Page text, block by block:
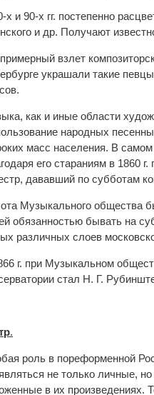
х и 90-х гг. постепенно
и др. Получают
взлет
украшали такие
как и иные области
народных
масс населения. В
его стараниям в 1860
дававший по субботам
Музыкального общества
обязанностью бывать на
различных слоев
г. при Музыкальном
стал Н. Г.
.
роль в пореформенной
не только личные,
в их произведениях.